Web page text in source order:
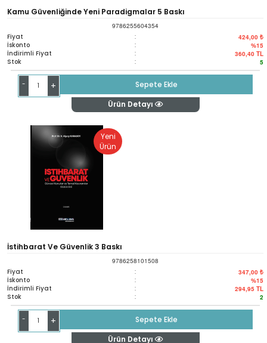
Kamu Güvenliğinde Yeni Paradigmalar 5 Baskı
9786255604354
Fiyat : 424,00 ₺
İskonto : %15
İndirimli Fiyat : 360,40 TL
Stok : 5
- +
Sepete Ekle
Ürün Detayı
Yeni
Ürün
İstihbarat Ve Güvenlik 3 Baskı
9786258101508
Fiyat : 347,00 ₺
İskonto : %15
İndirimli Fiyat : 294,95 TL
Stok : 2
- +
Sepete Ekle
Ürün Detayı